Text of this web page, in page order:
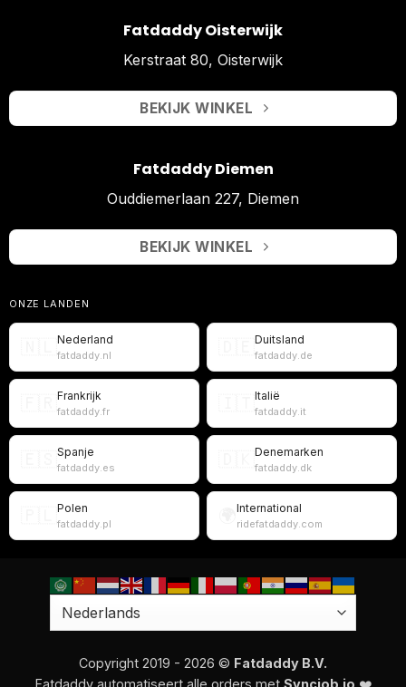
Fatdaddy Oisterwijk
Kerstraat 80, Oisterwijk
BEKIJK WINKEL
Fatdaddy Diemen
Ouddiemerlaan 227, Diemen
BEKIJK WINKEL
ONZE LANDEN
Nederland
fatdaddy.nl
Duitsland
fatdaddy.de
Frankrijk
fatdaddy.fr
Italië
fatdaddy.it
Spanje
fatdaddy.es
Denemarken
fatdaddy.dk
Polen
fatdaddy.pl
International
ridefatdaddy.com
Copyright 2019 - 2026 © Fatdaddy B.V.
Fatdaddy automatiseert alle orders met Syncjob.io ❤️